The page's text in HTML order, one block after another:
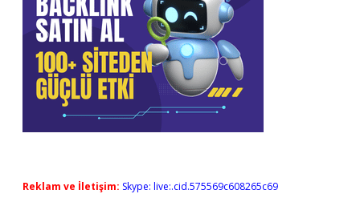
Reklam ve İletişim: Skype: live:.cid.575569c608265c69